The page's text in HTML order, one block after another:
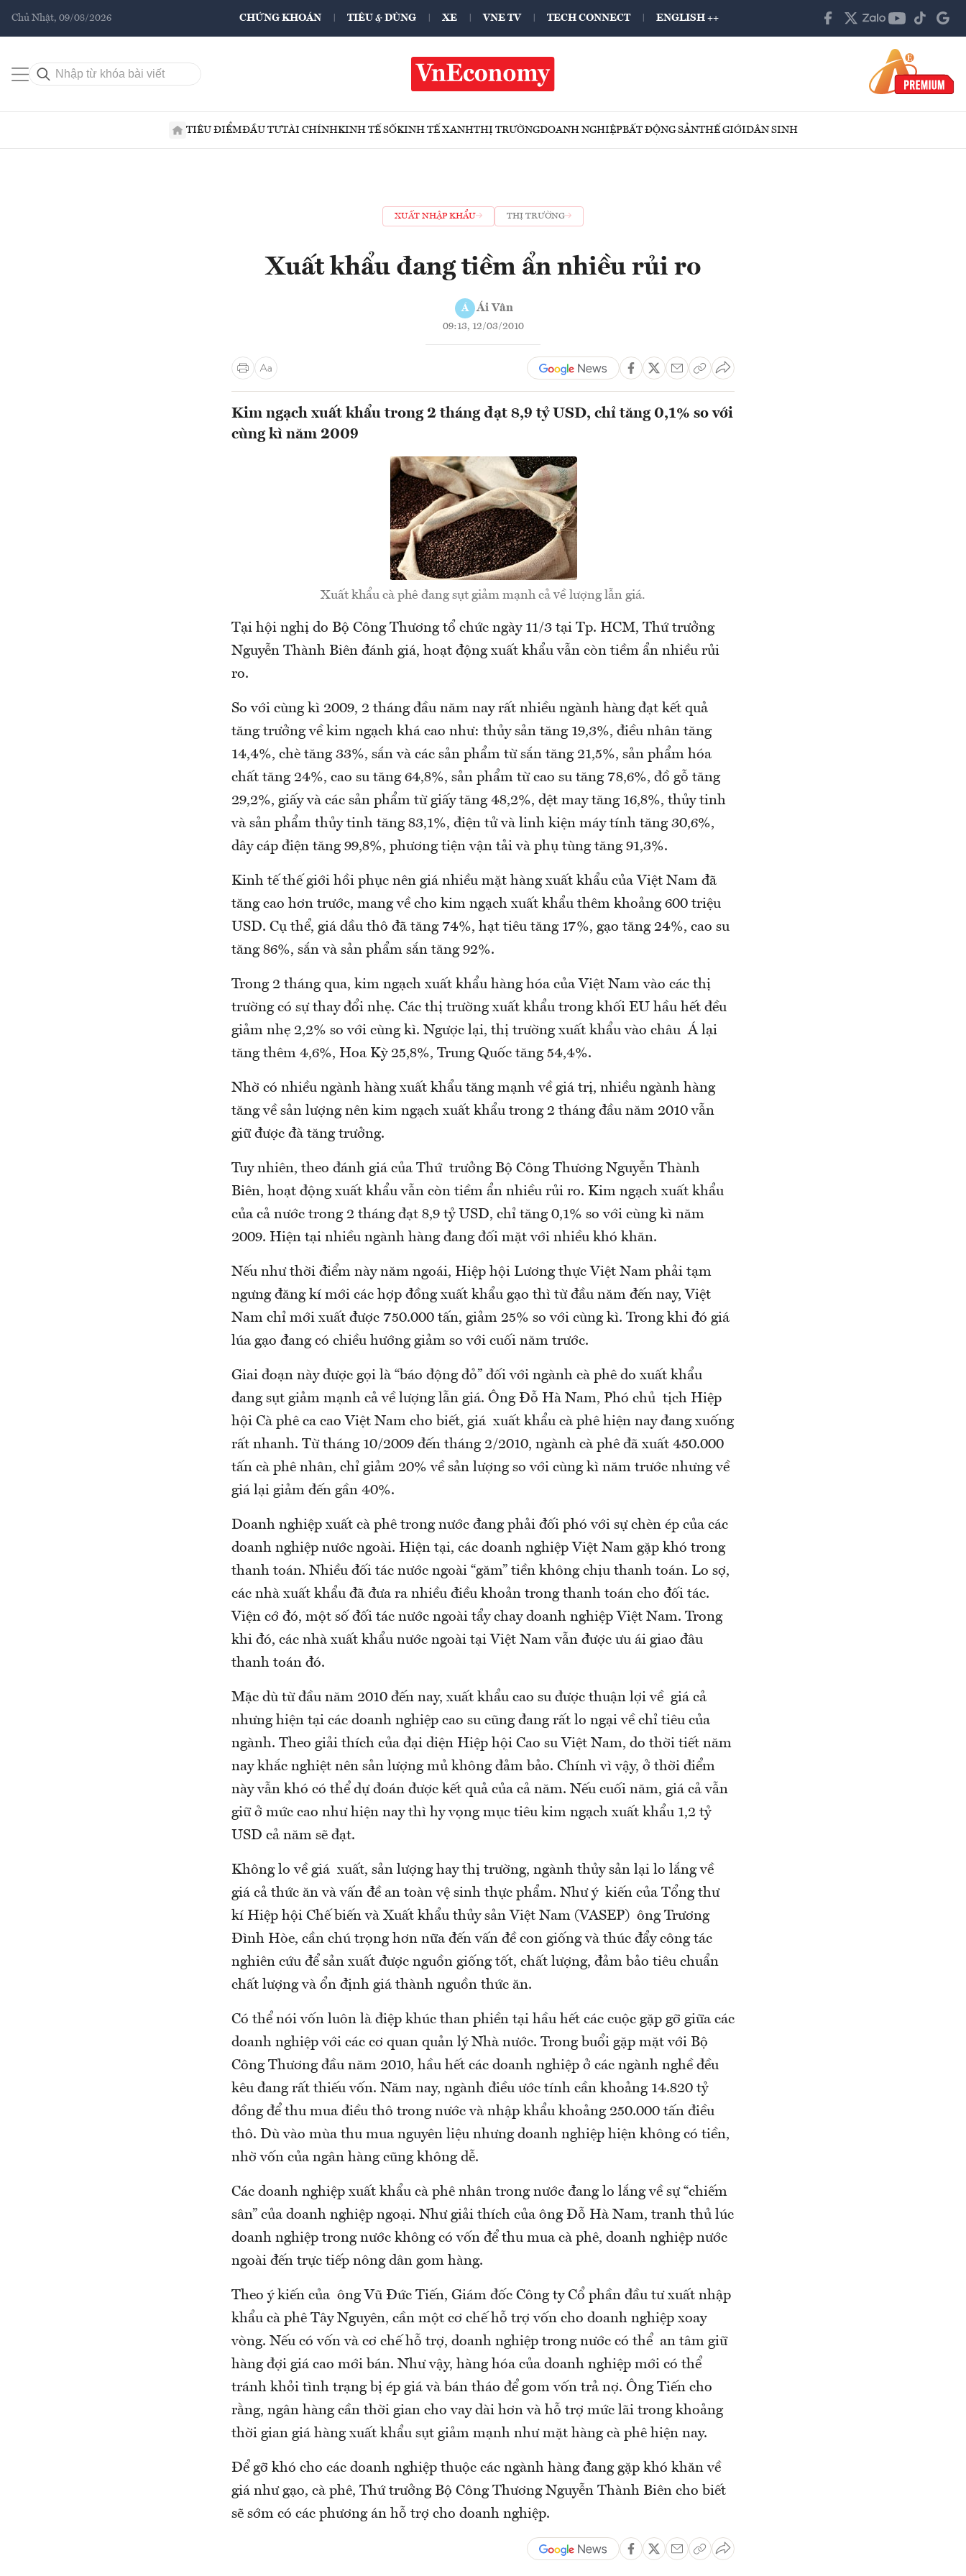
Chủ Nhật, 09/08/2026 CHỨNG KHOÁN TIÊU & DÙNG XE VNE TV TECH CONNECT ENGLISH ++
TIÊU ĐIỂMĐẦU TƯTÀI CHÍNHKINH TẾ SỐKINH TẾ XANHTHỊ TRƯỜNGDOANH NGHIỆPBẤT ĐỘNG SẢNTHẾ GIỚIDÂN SINH
XUẤT NHẬP KHẨU THỊ TRƯỜNG
Xuất khẩu đang tiềm ẩn nhiều rủi ro
Á Ái Vân
09:13, 12/03/2010
Kim ngạch xuất khẩu trong 2 tháng đạt 8,9 tỷ USD, chỉ tăng 0,1% so với
cùng kì năm 2009
Xuất khẩu cà phê đang sụt giảm mạnh cả về lượng lẫn giá.
Tại hội nghị do Bộ Công Thương tổ chức ngày 11/3 tại Tp. HCM, Thứ trưởng
Nguyễn Thành Biên đánh giá, hoạt động xuất khẩu vẫn còn tiềm ẩn nhiều rủi
ro.
So với cùng kì 2009, 2 tháng đầu năm nay rất nhiều ngành hàng đạt kết quả
tăng trưởng về kim ngạch khá cao như: thủy sản tăng 19,3%, điều nhân tăng
14,4%, chè tăng 33%, sắn và các sản phẩm từ sắn tăng 21,5%, sản phẩm hóa
chất tăng 24%, cao su tăng 64,8%, sản phẩm từ cao su tăng 78,6%, đồ gỗ tăng
29,2%, giấy và các sản phẩm từ giấy tăng 48,2%, dệt may tăng 16,8%, thủy tinh
và sản phẩm thủy tinh tăng 83,1%, điện tử và linh kiện máy tính tăng 30,6%,
dây cáp điện tăng 99,8%, phương tiện vận tải và phụ tùng tăng 91,3%.
Kinh tế thế giới hồi phục nên giá nhiều mặt hàng xuất khẩu của Việt Nam đã
tăng cao hơn trước, mang về cho kim ngạch xuất khẩu thêm khoảng 600 triệu
USD. Cụ thể, giá dầu thô đã tăng 74%, hạt tiêu tăng 17%, gạo tăng 24%, cao su
tăng 86%, sắn và sản phẩm sắn tăng 92%.
Trong 2 tháng qua, kim ngạch xuất khẩu hàng hóa của Việt Nam vào các thị
trường có sự thay đổi nhẹ. Các thị trường xuất khẩu trong khối EU hầu hết đều
giảm nhẹ 2,2% so với cùng kì. Ngược lại, thị trường xuất khẩu vào châu Á lại
tăng thêm 4,6%, Hoa Kỳ 25,8%, Trung Quốc tăng 54,4%.
Nhờ có nhiều ngành hàng xuất khẩu tăng mạnh về giá trị, nhiều ngành hàng
tăng về sản lượng nên kim ngạch xuất khẩu trong 2 tháng đầu năm 2010 vẫn
giữ được đà tăng trưởng.
Tuy nhiên, theo đánh giá của Thứ trưởng Bộ Công Thương Nguyễn Thành
Biên, hoạt động xuất khẩu vẫn còn tiềm ẩn nhiều rủi ro. Kim ngạch xuất khẩu
của cả nước trong 2 tháng đạt 8,9 tỷ USD, chỉ tăng 0,1% so với cùng kì năm
2009. Hiện tại nhiều ngành hàng đang đối mặt với nhiều khó khăn.
Nếu như thời điểm này năm ngoái, Hiệp hội Lương thực Việt Nam phải tạm
ngưng đăng kí mới các hợp đồng xuất khẩu gạo thì từ đầu năm đến nay, Việt
Nam chỉ mới xuất được 750.000 tấn, giảm 25% so với cùng kì. Trong khi đó giá
lúa gạo đang có chiều hướng giảm so với cuối năm trước.
Giai đoạn này được gọi là “báo động đỏ” đối với ngành cà phê do xuất khẩu
đang sụt giảm mạnh cả về lượng lẫn giá. Ông Đỗ Hà Nam, Phó chủ tịch Hiệp
hội Cà phê ca cao Việt Nam cho biết, giá xuất khẩu cà phê hiện nay đang xuống
rất nhanh. Từ tháng 10/2009 đến tháng 2/2010, ngành cà phê đã xuất 450.000
tấn cà phê nhân, chỉ giảm 20% về sản lượng so với cùng kì năm trước nhưng về
giá lại giảm đến gần 40%.
Doanh nghiệp xuất cà phê trong nước đang phải đối phó với sự chèn ép của các
doanh nghiệp nước ngoài. Hiện tại, các doanh nghiệp Việt Nam gặp khó trong
thanh toán. Nhiều đối tác nước ngoài “găm” tiền không chịu thanh toán. Lo sợ,
các nhà xuất khẩu đã đưa ra nhiều điều khoản trong thanh toán cho đối tác.
Viện cớ đó, một số đối tác nước ngoài tẩy chay doanh nghiệp Việt Nam. Trong
khi đó, các nhà xuất khẩu nước ngoài tại Việt Nam vẫn được ưu ái giao đâu
thanh toán đó.
Mặc dù từ đầu năm 2010 đến nay, xuất khẩu cao su được thuận lợi về giá cả
nhưng hiện tại các doanh nghiệp cao su cũng đang rất lo ngại về chỉ tiêu của
ngành. Theo giải thích của đại diện Hiệp hội Cao su Việt Nam, do thời tiết năm
nay khắc nghiệt nên sản lượng mủ không đảm bảo. Chính vì vậy, ở thời điểm
này vẫn khó có thể dự đoán được kết quả của cả năm. Nếu cuối năm, giá cả vẫn
giữ ở mức cao như hiện nay thì hy vọng mục tiêu kim ngạch xuất khẩu 1,2 tỷ
USD cả năm sẽ đạt.
Không lo về giá xuất, sản lượng hay thị trường, ngành thủy sản lại lo lắng về
giá cả thức ăn và vấn đề an toàn vệ sinh thực phẩm. Như ý kiến của Tổng thư
kí Hiệp hội Chế biến và Xuất khẩu thủy sản Việt Nam (VASEP) ông Trương
Đình Hòe, cần chú trọng hơn nữa đến vấn đề con giống và thúc đẩy công tác
nghiên cứu để sản xuất được nguồn giống tốt, chất lượng, đảm bảo tiêu chuẩn
chất lượng và ổn định giá thành nguồn thức ăn.
Có thể nói vốn luôn là điệp khúc than phiền tại hầu hết các cuộc gặp gỡ giữa các
doanh nghiệp với các cơ quan quản lý Nhà nước. Trong buổi gặp mặt với Bộ
Công Thương đầu năm 2010, hầu hết các doanh nghiệp ở các ngành nghề đều
kêu đang rất thiếu vốn. Năm nay, ngành điều ước tính cần khoảng 14.820 tỷ
đồng để thu mua điều thô trong nước và nhập khẩu khoảng 250.000 tấn điều
thô. Dù vào mùa thu mua nguyên liệu nhưng doanh nghiệp hiện không có tiền,
nhờ vốn của ngân hàng cũng không dễ.
Các doanh nghiệp xuất khẩu cà phê nhân trong nước đang lo lắng về sự “chiếm
sân” của doanh nghiệp ngoại. Như giải thích của ông Đỗ Hà Nam, tranh thủ lúc
doanh nghiệp trong nước không có vốn để thu mua cà phê, doanh nghiệp nước
ngoài đến trực tiếp nông dân gom hàng.
Theo ý kiến của ông Vũ Đức Tiến, Giám đốc Công ty Cổ phần đầu tư xuất nhập
khẩu cà phê Tây Nguyên, cần một cơ chế hỗ trợ vốn cho doanh nghiệp xoay
vòng. Nếu có vốn và cơ chế hỗ trợ, doanh nghiệp trong nước có thể an tâm giữ
hàng đợi giá cao mới bán. Như vậy, hàng hóa của doanh nghiệp mới có thể
tránh khỏi tình trạng bị ép giá và bán tháo để gom vốn trả nợ. Ông Tiến cho
rằng, ngân hàng cần thời gian cho vay dài hơn và hỗ trợ mức lãi trong khoảng
thời gian giá hàng xuất khẩu sụt giảm mạnh như mặt hàng cà phê hiện nay.
Để gỡ khó cho các doanh nghiệp thuộc các ngành hàng đang gặp khó khăn về
giá như gạo, cà phê, Thứ trưởng Bộ Công Thương Nguyễn Thành Biên cho biết
sẽ sớm có các phương án hỗ trợ cho doanh nghiệp.